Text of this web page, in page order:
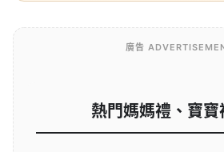
廣告
熱門媽媽禮、寶寶